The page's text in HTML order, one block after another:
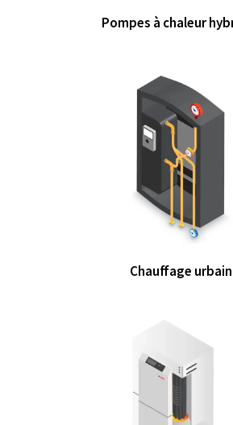
Pompes à chaleur
Chauffage urbain